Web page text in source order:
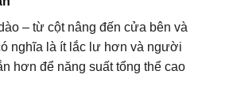
– từ cột nâng đến cửa bên và
nghĩa là ít lắc lư hơn và người
hơn để năng suất tổng thể cao